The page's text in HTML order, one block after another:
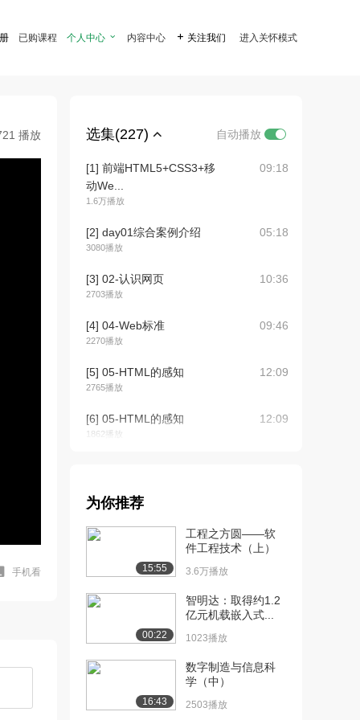
已购课程 个人中心  内容中心  关注我们 进入关怀模式
播放
手机看
选集(227) 自动播放
[1] 前端HTML5+CSS3+移
动We...
1.6万播放
09:18
[2] day01综合案例介绍
3080播放
05:18
[3] 02-认识网页
2703播放
10:36
[4] 04-Web标准
2270播放
09:46
[5] 05-HTML的感知
2765播放
12:09
[6] 05-HTML的感知
1862播放
12:09
[8] 13-标题标签
1565播放
03:03
[10] 18-图片标签的src属
06:01
[11] 20-图片标签的title属
04:00
为你推荐
15:55
工程之方圆——软
件工程技术（上）
3.6万播放
00:22
智明达：取得约1.2
亿元机载嵌入式...
1023播放
16:43
数字制造与信息科
学（中）
2503播放